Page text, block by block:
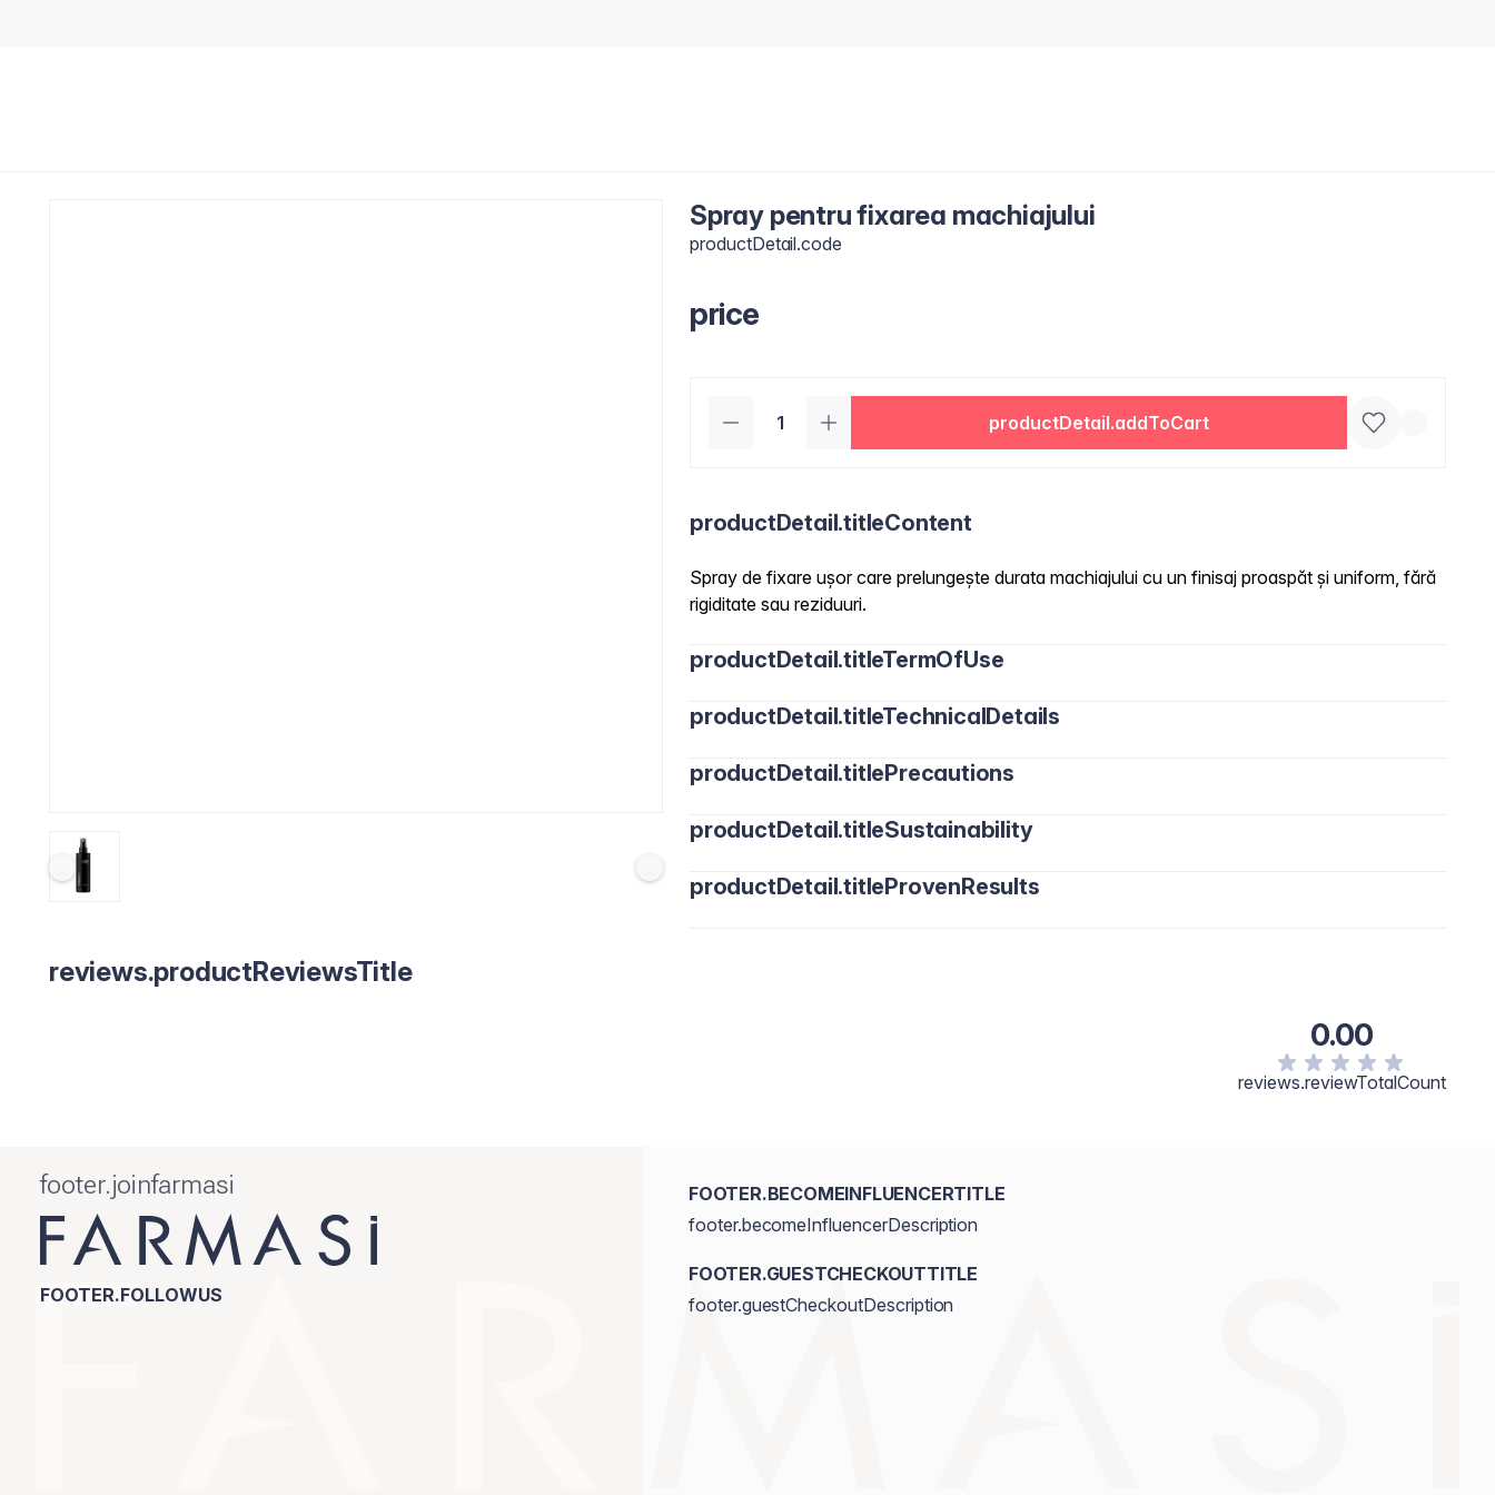
Spray pentru fixarea machiajului
productDetail.code
price
productDetail.addToCart
productDetail.titleContent
Spray de fixare ușor care prelungește durata machiajului cu un finisaj proaspăt și uniform, fără
rigiditate sau reziduuri.
productDetail.titleTermOfUse
productDetail.titleTechnicalDetails
productDetail.titlePrecautions
productDetail.titleSustainability
productDetail.titleProvenResults
reviews.productReviewsTitle
0.00
reviews.reviewTotalCount
footer.joinfarmasi
FOOTER.FOLLOWUS
FOOTER.BECOMEINFLUENCERTITLE
footer.becomeInfluencerDescription
FOOTER.GUESTCHECKOUTTITLE
footer.guestCheckoutDescription